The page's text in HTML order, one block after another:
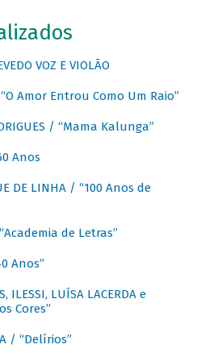
VOZ E VIOLÃO
“O Amor Entrou Como Um Raio”
/ “Mama Kalunga”
Anos
DE LINHA / “100 Anos de
de Letras”
Anos”
ILESSI, LUÍSA LACERDA e
Cores”
/ “Delírios”